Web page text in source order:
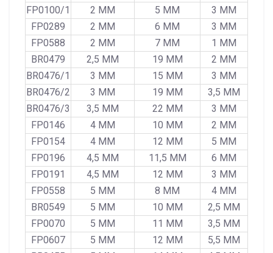
FP0100/1 2 MM 5 MM
3 MM
FP0289
2 MM 6 MM
3 MM
FP0588
2 MM 7 MM
1 MM
BR0479
2,5 MM 19 MM
2 MM
BR0476/1
3 MM 15 MM
3 MM
BR0476/2
3 MM 19 MM
3,5 MM
BR0476/3
3,5 MM 22 MM
3 MM
FP0146
4 MM 10 MM
2 MM
FP0154
4 MM 12 MM
5 MM
FP0196
4,5 MM 11,5 MM
6 MM
FP0191
4,5 MM 12 MM
3 MM
FP0558
5 MM 8 MM
4 MM
BR0549
5 MM 10 MM
2,5 MM
FP0070
5 MM 11 MM
3,5 MM
FP0607
5 MM 12 MM
5,5 MM